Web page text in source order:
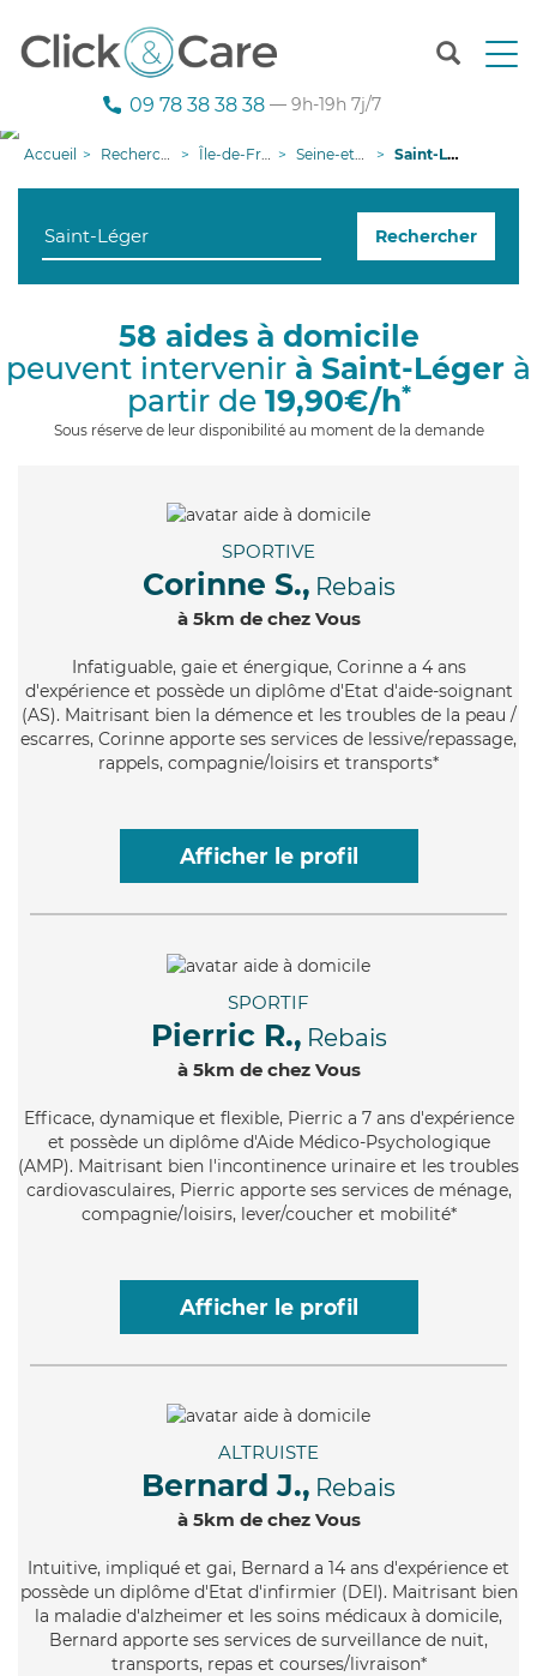
T
n
g
i
09 78 38 38 38 — 9h-19h 7j/7
Accueil Recherche aide à domicile Île-de-France Seine-et-Marne Saint-Léger
Rechercher
58 aides à domicile
peuvent intervenir à Saint-Léger à
partir de 19,90€/h*
Sous réserve de leur disponibilité au moment de la demande
SPORTIVE
Corinne S., Rebais
à 5km de chez Vous
Infatiguable, gaie et énergique, Corinne a 4 ans
d'expérience et possède un diplôme d'Etat d'aide-soignant
(AS). Maitrisant bien la démence et les troubles de la peau /
escarres, Corinne apporte ses services de lessive/repassage,
rappels, compagnie/loisirs et transports*
Afficher le profil
SPORTIF
Pierric R., Rebais
à 5km de chez Vous
Efficace, dynamique et flexible, Pierric a 7 ans d'expérience
et possède un diplôme d'Aide Médico-Psychologique
(AMP). Maitrisant bien l'incontinence urinaire et les troubles
cardiovasculaires, Pierric apporte ses services de ménage,
compagnie/loisirs, lever/coucher et mobilité*
Afficher le profil
ALTRUISTE
Bernard J., Rebais
à 5km de chez Vous
Intuitive, impliqué et gai, Bernard a 14 ans d'expérience et
possède un diplôme d'Etat d'infirmier (DEI). Maitrisant bien
la maladie d'alzheimer et les soins médicaux à domicile,
Bernard apporte ses services de surveillance de nuit,
transports, repas et courses/livraison*